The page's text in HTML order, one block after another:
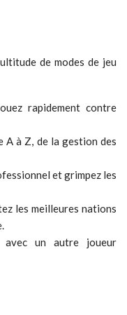
de modes de jeu
rapidement contre
A à Z, de la gestion des
et grimpez les
les meilleures nations
un autre joueur